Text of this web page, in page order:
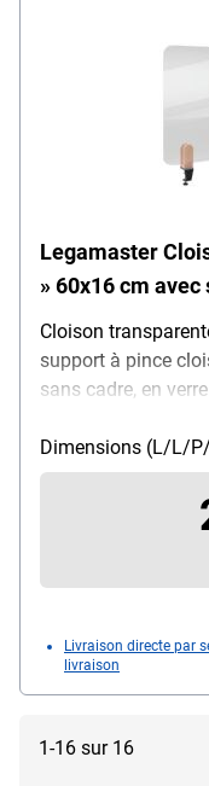
Legamaster
» 60x16 cm
Cloison
support à pince
sans cadre, en
bureau, hauteur du
cm, largeur : 160
Dimensions (L/L/
Livraison directe par
livraison
1-16 sur 16